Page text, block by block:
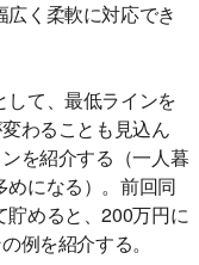
く柔軟に対応でき
て、最低ラインを
わることも見込ん
を紹介する（一人暮
めになる）。前回同
めると、200万円に
例を紹介する。